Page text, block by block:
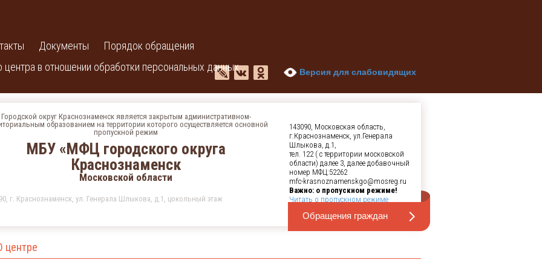
Документы
Порядок обращения
центра в отношении обработки персональных данных
Версия для слабовидящих
Городской округ Краснознаменск является закрытым административном-
образованием на территории которого осуществляется основной
пропускной режим
МБУ «МФЦ городского округа
Краснознаменск
Московской области
г. Краснознаменск, ул. Генерала Шлыкова, д.1, цокольный этаж
143090, Московская область,
г.Краснознаменск, ул.Генерала
Шлыкова, д.1,
тел. 122 ( с территории московской
области) далее 3, далее добавочный
номер МФЦ:52262
mfc-krasnoznamenskgo@mosreg.ru
Важно: о пропускном режиме!
Читать о пропускном режиме
Обращения граждан
центре